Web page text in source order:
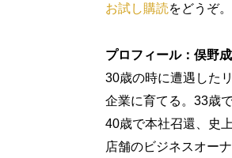
お試し購読をどうぞ。
プロフィール：俣野
30歳の時に遭遇した
企業に育てる。33歳
40歳で本社召還、史
店舗のビジネスオー